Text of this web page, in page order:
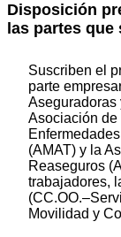
Disposición
las partes
Suscriben el
parte
Aseguradoras
Asociación de
(AMAT) y la
Reaseguros
trabajadores,
Movilidad y